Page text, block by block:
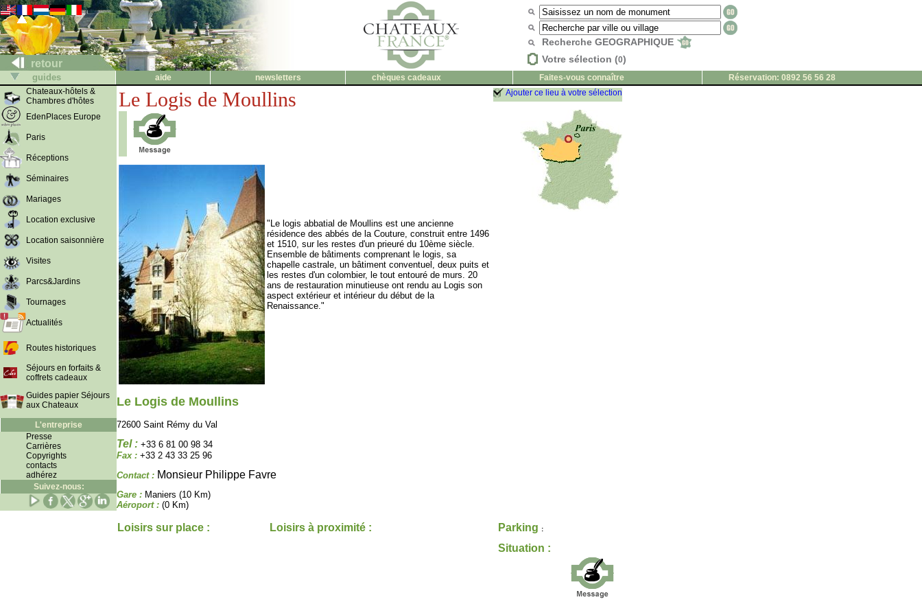
retour
Recherche GEOGRAPHIQUE
Votre sélection (0)
guides aide newsletters chèques cadeaux Faites-vous connaître
Réservation: 0892 56 56 28
Chateaux-hôtels &
Chambres d'hôtes
EdenPlaces Europe
Paris
Réceptions
Séminaires
Mariages
Location exclusive
Location saisonnière
Visites
Parcs&Jardins
Tournages
Actualités
Routes historiques
Séjours en forfaits &
coffrets cadeaux
Guides papier Séjours
aux Chateaux
L'entreprise
Presse
Carrières
Copyrights
contacts
adhérez
Suivez-nous:
Le Logis de Moullins
"Le logis abbatial de Moullins est une ancienne
résidence des abbés de la Couture, construit entre 1496
et 1510, sur les restes d'un prieuré du 10ème siècle.
Ensemble de bâtiments comprenant le logis, sa
chapelle castrale, un bâtiment conventuel, deux puits et
les restes d'un colombier, le tout entouré de murs. 20
ans de restauration minutieuse ont rendu au Logis son
aspect extérieur et intérieur du début de la
Renaissance."
Ajouter ce lieu à votre sélection
Le Logis de Moullins
72600 Saint Rémy du Val
Tel : +33 6 81 00 98 34
Fax : +33 2 43 33 25 96
Contact : Monsieur Philippe Favre
Gare : Maniers (10 Km)
Aéroport : (0 Km)
Loisirs sur place : Loisirs à proximité : Parking :
Situation :